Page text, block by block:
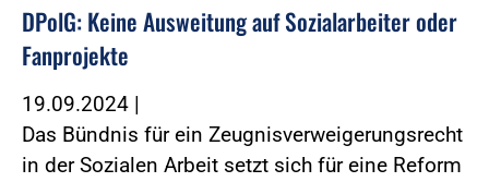
DPolG: Keine Ausweitung auf Sozialarbeiter oder
Fanprojekte
19.09.2024 |
Das Bündnis für ein Zeugnisverweigerungsrecht
in der Sozialen Arbeit setzt sich für eine Reform